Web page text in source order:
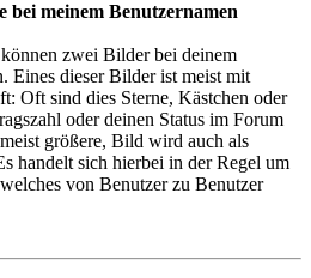
bei meinem Benutzernamen
zwei Bilder bei deinem
Eines dieser Bilder ist meist mit
Oft sind dies Sterne, Kästchen oder
oder deinen Status im Forum
größere, Bild wird auch als
handelt sich hierbei in der Regel um
von Benutzer zu Benutzer